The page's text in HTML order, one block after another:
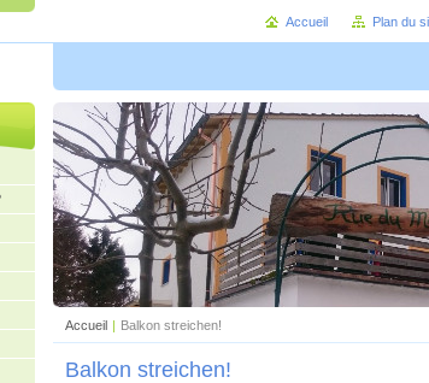
Accueil | Balkon streichen!
Balkon streichen!
Accueil Plan du